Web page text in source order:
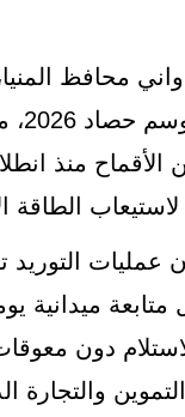
محافظ
لاستيعاب
عمليات التوريد
ميدانية
دون
والتجارة